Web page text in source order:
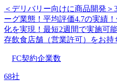
＜デリバリー向けに商品開発
ーグ業態！平均評価4.7の実績
化を実現！最短2週間で実施可
存飲食店舗（営業許可）をお持
FC契約企業数
68社